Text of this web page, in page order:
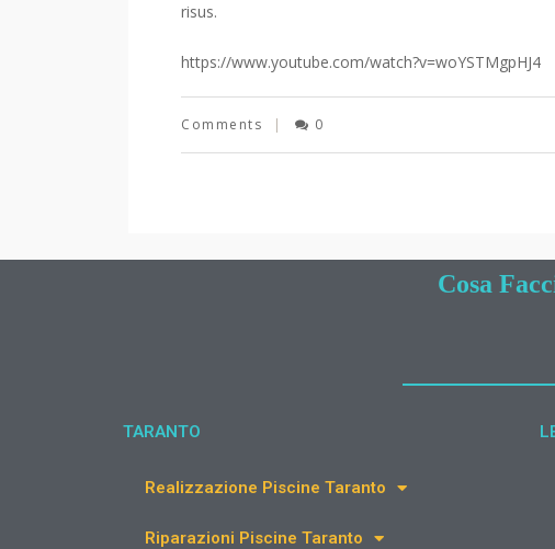
risus.
https://www.youtube.com/watch?v=woYSTMgpHJ4
Comments 0
Cosa
TARANTO
Realizzazione Piscine Taranto
Riparazioni Piscine Taranto